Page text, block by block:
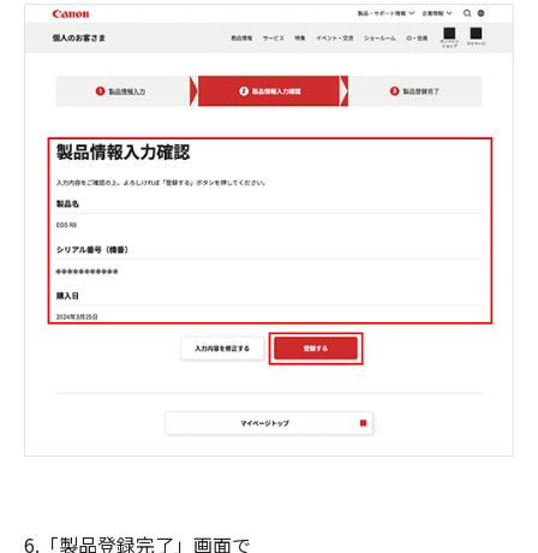
6.「製品登録完了」画面で